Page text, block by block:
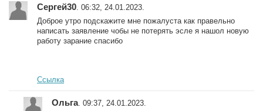
Сергей30 . 06:32, 24.01.2023.
Доброе утро подскажите мне пожалуста как правельно
написать заявление чобы не потерять эсле я нашол новую
работу зарание спасибо
Ссылка
Ольга. 09:37, 24.01.2023.